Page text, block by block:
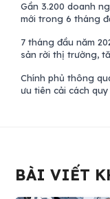
Gần 3.200 doanh
mới trong 6 tháng
7 tháng đầu năm
sản rời thị trường,
Chính phủ thông
ưu tiên cải cách
BÀI VIẾT